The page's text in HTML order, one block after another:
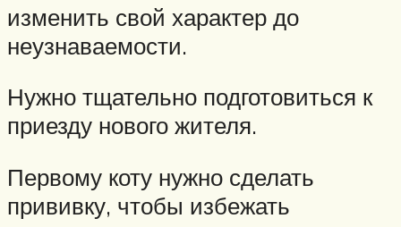
изменить свой характер до
неузнаваемости.
Нужно тщательно подготовиться к
приезду нового жителя.
Первому коту нужно сделать
прививку, чтобы избежать